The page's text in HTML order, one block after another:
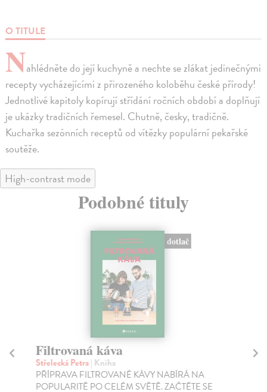
O TITULE
Nahlédněte do její kuchyně a nechte se zlákat jedinečnými
recepty vycházejícími z přirozeného koloběhu české přírody!
Jednotlivé kapitoly kopírují střídání ročních období a doplňují
je ukázky tradičních řemesel. Chutně, česky, tradičně.
Kuchařka sezónních receptů od vítězky populární pekařské
soutěže.
High-contrast mode
Podobné tituly
dotlač
Filtrovaná káva
Střelecká Petra| Kniha
PŘÍPRAVA FILTROVANÉ KÁVY NABÍRÁ NA
POPULARITĚ PO CELÉM SVĚTĚ. ZAČTĚTE SE